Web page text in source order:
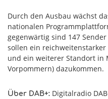
Durch den Ausbau wächst
nationalen
gegenwärtig sind 147
sollen ein reichweitenstarker
und ein weiterer Standort in
Vorpommern) dazukommen.
Über DAB+: Digitalradio